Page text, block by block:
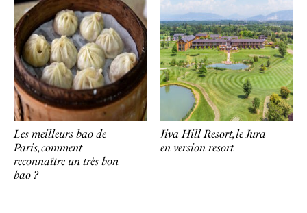
Les meilleurs bao de
Paris, comment
reconnaître un très bon
bao ?
Jiva Hill Resort, le Jura
en version resort